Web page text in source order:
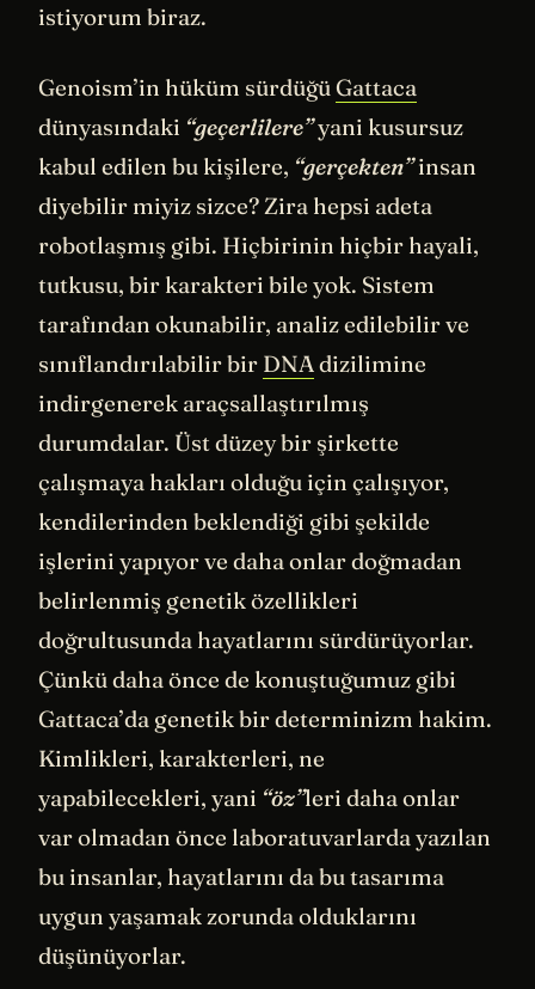
istiyorum biraz.
Genoism’in hüküm sürdüğüGattaca
dünyasındaki “geçerlilere”yani kusursuz
kabul edilen bu kişilere, “gerçekten”insan
diyebilir miyiz sizce? Zira hepsi adeta
robotlaşmış gibi. Hiçbirinin hiçbir hayali,
tutkusu, bir karakteri bile yok. Sistem
tarafından okunabilir, analiz edilebilir ve
sınıflandırılabilir bir DNAdizilimine
indirgenerek araçsallaştırılmış
durumdalar. Üst düzey bir şirkette
çalışmaya hakları olduğu için çalışıyor,
kendilerinden beklendiği gibi şekilde
işlerini yapıyor ve daha onlar doğmadan
belirlenmiş genetik özellikleri
doğrultusunda hayatlarını sürdürüyorlar.
Çünkü daha önce de konuştuğumuz gibi
Gattaca’da genetik bir determinizm hakim.
Kimlikleri, karakterleri, ne
yapabilecekleri, yani “öz”leri daha onlar
var olmadan önce laboratuvarlarda yazılan
bu insanlar, hayatlarını da bu tasarıma
uygun yaşamak zorunda olduklarını
düşünüyorlar.